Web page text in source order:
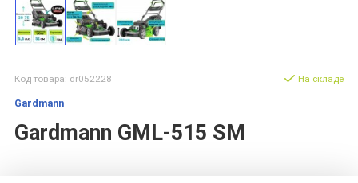
Код товара: dr052228
Gardmann
Gardmann GML-515 SM
На складе